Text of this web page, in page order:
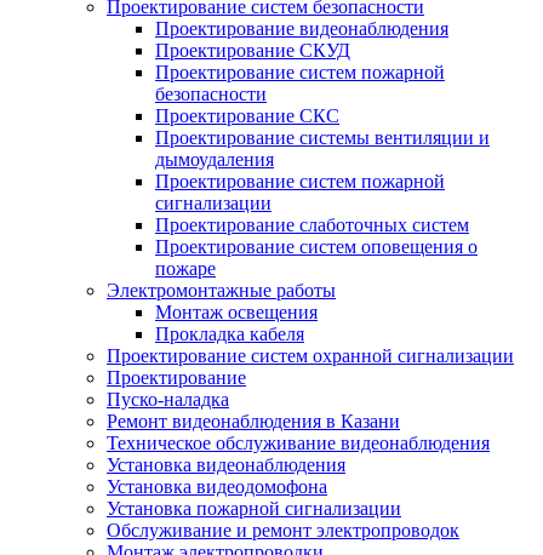
Проектирование систем безопасности
Проектирование видеонаблюдения
Проектирование СКУД
Проектирование систем пожарной
безопасности
Проектирование СКС
Проектирование системы вентиляции и
дымоудаления
Проектирование систем пожарной
сигнализации
Проектирование слаботочных систем
Проектирование систем оповещения о
пожаре
Электромонтажные работы
Монтаж освещения
Прокладка кабеля
Проектирование систем охранной сигнализации
Проектирование
Пуско-наладка
Ремонт видеонаблюдения в Казани
Техническое обслуживание видеонаблюдения
Установка видеонаблюдения
Установка видеодомофона
Установка пожарной сигнализации
Обслуживание и ремонт электропроводок